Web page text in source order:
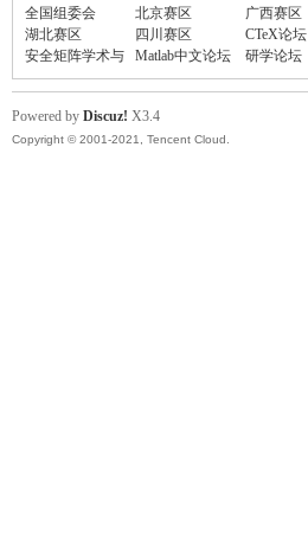
全国组委会 北京赛区 广西赛区
湖北赛区
四川赛区 CTeX论坛
安全矩阵学术与
技术论坛
Matlab中文论坛 研学论坛
Powered by Discuz! X3.4
Copyright © 2001-2021, Tencent Cloud.